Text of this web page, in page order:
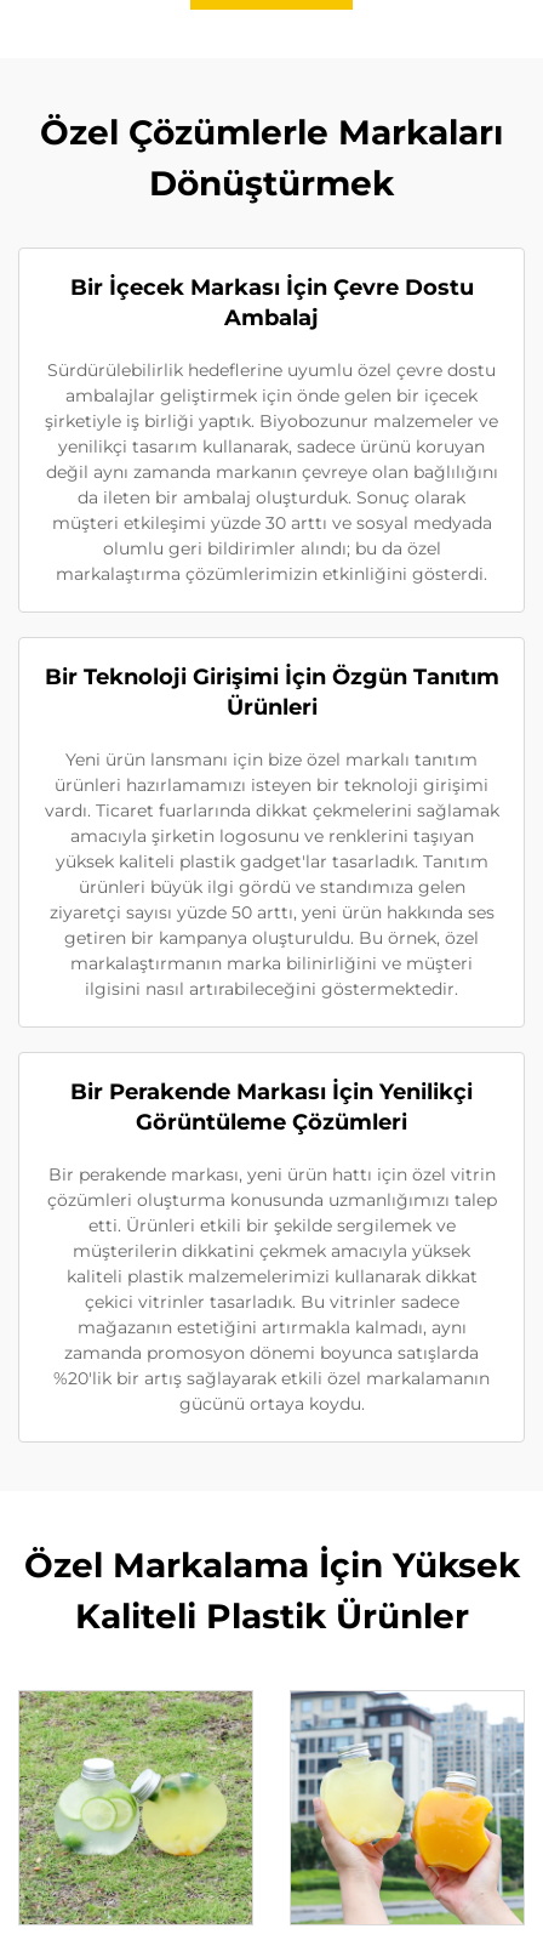
Özel Çözümlerle Markaları
Dönüştürmek
Bir İçecek Markası İçin Çevre Dostu
Ambalaj
Sürdürülebilirlik hedeflerine uyumlu özel çevre dostu
ambalajlar geliştirmek için önde gelen bir içecek
şirketiyle iş birliği yaptık. Biyobozunur malzemeler ve
yenilikçi tasarım kullanarak, sadece ürünü koruyan
değil aynı zamanda markanın çevreye olan bağlılığını
da ileten bir ambalaj oluşturduk. Sonuç olarak
müşteri etkileşimi yüzde 30 arttı ve sosyal medyada
olumlu geri bildirimler alındı; bu da özel
markalaştırma çözümlerimizin etkinliğini gösterdi.
Bir Teknoloji Girişimi İçin Özgün Tanıtım
Ürünleri
Yeni ürün lansmanı için bize özel markalı tanıtım
ürünleri hazırlamamızı isteyen bir teknoloji girişimi
vardı. Ticaret fuarlarında dikkat çekmelerini sağlamak
amacıyla şirketin logosunu ve renklerini taşıyan
yüksek kaliteli plastik gadget'lar tasarladık. Tanıtım
ürünleri büyük ilgi gördü ve standımıza gelen
ziyaretçi sayısı yüzde 50 arttı, yeni ürün hakkında ses
getiren bir kampanya oluşturuldu. Bu örnek, özel
markalaştırmanın marka bilinirliğini ve müşteri
ilgisini nasıl artırabileceğini göstermektedir.
Bir Perakende Markası İçin Yenilikçi
Görüntüleme Çözümleri
Bir perakende markası, yeni ürün hattı için özel vitrin
çözümleri oluşturma konusunda uzmanlığımızı talep
etti. Ürünleri etkili bir şekilde sergilemek ve
müşterilerin dikkatini çekmek amacıyla yüksek
kaliteli plastik malzemelerimizi kullanarak dikkat
çekici vitrinler tasarladık. Bu vitrinler sadece
mağazanın estetiğini artırmakla kalmadı, aynı
zamanda promosyon dönemi boyunca satışlarda
%20'lik bir artış sağlayarak etkili özel markalamanın
gücünü ortaya koydu.
Özel Markalama İçin Yüksek
Kaliteli Plastik Ürünler